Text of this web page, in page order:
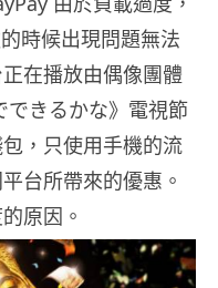
時候出現問題無法
在播放由偶像團體
できるかな》電視節
，只使用手機的流
台所帶來的優惠。
原因。